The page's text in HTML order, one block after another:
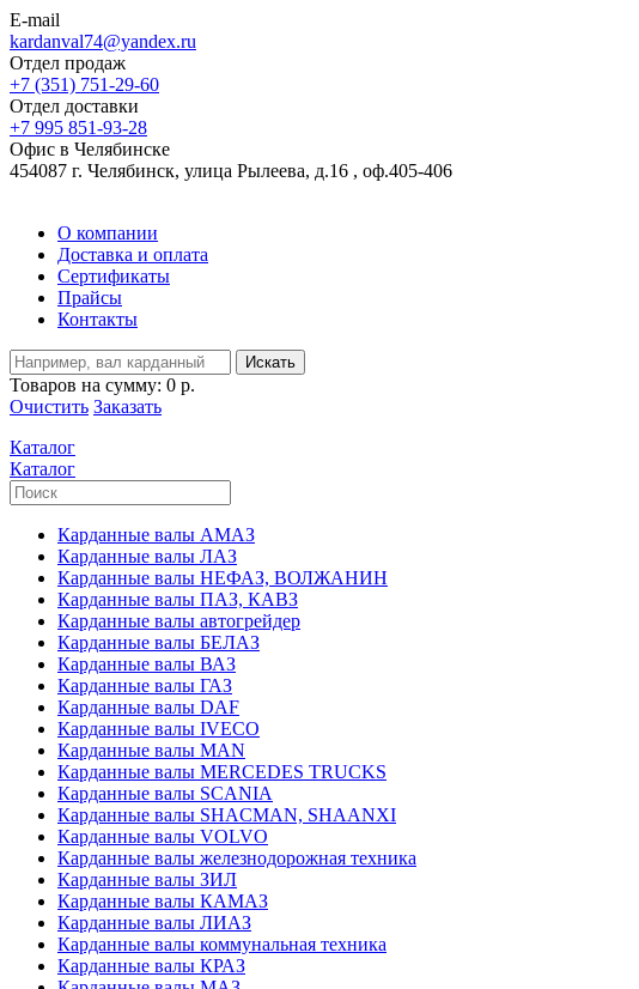
E-mail
kardanval74@yandex.ru
Отдел продаж
+7 (351) 751-29-60
Отдел доставки
+7 995 851-93-28
Офис в Челябинске
454087 г. Челябинск, улица Рылеева, д.16 , оф.405-406
О компании
Доставка и оплата
Сертификаты
Прайсы
Контакты
Искать
Товаров на сумму: 0 р.
Очистить Заказать
Каталог
Каталог
Карданные валы АМАЗ
Карданные валы ЛАЗ
Карданные валы НЕФАЗ, ВОЛЖАНИН
Карданные валы ПАЗ, КАВЗ
Карданные валы автогрейдер
Карданные валы БЕЛАЗ
Карданные валы ВАЗ
Карданные валы ГАЗ
Карданные валы DAF
Карданные валы IVECO
Карданные валы MAN
Карданные валы MERCEDES TRUCKS
Карданные валы SCANIA
Карданные валы SHACMAN, SHAANXI
Карданные валы VOLVO
Карданные валы железнодорожная техника
Карданные валы ЗИЛ
Карданные валы КАМАЗ
Карданные валы ЛИАЗ
Карданные валы коммунальная техника
Карданные валы КРАЗ